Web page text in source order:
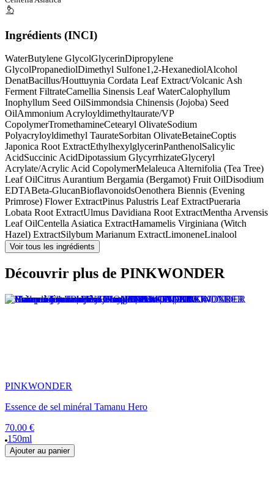
Ingrédients (INCI)
WaterButylene GlycolGlycerinDipropylene
GlycolPropanediolDimethyl Sulfone1,2-HexanediolAlcohol
DenatBacillus/Houttuynia Cordata Leaf Extract/Volcanic Ash
Ferment FiltrateCamellia Sinensis Leaf WaterCalophyllum
Inophyllum Seed OilSimmondsia Chinensis (Jojoba) Seed
OilAmmonium Acryloyldimethyltaurate/VP
CopolymerTromethamineCetearyl OlivateSodium
Polyacryloyldimethyl TaurateSorbitan OlivateBetaineCoptis
Japonica Root ExtractEthylhexylglycerinPanthenolSalicylic
AcidSuccinic AcidDipotassium GlycyrrhizateGlyceryl
Acrylate/Acrylic Acid CopolymerMelaleuca Alternifolia (Tea Tree)
Leaf OilCitrus Aurantium Bergamia (Bergamot) Fruit OilDisodium
EDTABeta-GlucanBioflavonoidsOenothera Biennis (Evening
Primrose) Flower ExtractPinus Palustris Leaf ExtractPueraria
Lobata Root ExtractUlmus Davidiana Root ExtractMentha Arvensis
Leaf OilCentella Asiatica ExtractHamamelis Virginiana (Witch
Hazel) ExtractSilybum Marianum ExtractLimoneneLinalool
Voir tous les ingrédients
Découvrir plus de PINKWONDER
PINKWONDER
Essence de sel minéral Tamanu Hero
70.00 €
150ml
Ajouter au panier